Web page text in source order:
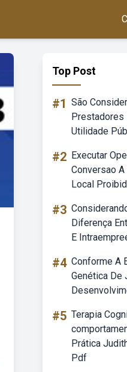
Top Post
#1 São
Prestadores
Utilidade
#2 Executar
Conversao
Local
#3
Diferença
E
#4 Conforme A
Genética De
#5 Terapia
Prática
Pdf